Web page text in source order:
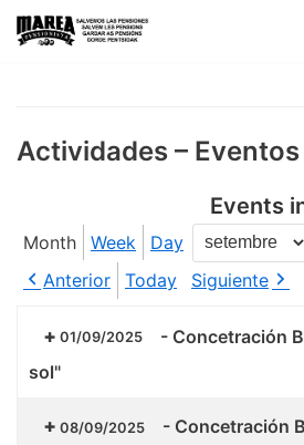
Skip
Actividades – Eventos
Events
Month Week Day
Month
Year
Anterior
Today Siguiente
01/09/2025 - Concetración
sol"
08/09/2025 - Concetración